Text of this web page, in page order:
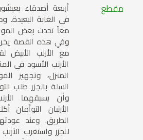
مقطع أربعة أصدقاء
في الغابة البعيدة.
معاً تحدث بعض
وفي هذه القصة يخرج
مع الأرنب الأبيض
الأرنب الأسود في
المنزل، وتجهيز
السلة بالجزر طلب
وأن يسبقهما
الأرنبان التوأمان
الطريق. وعند
للجزر واستغرب